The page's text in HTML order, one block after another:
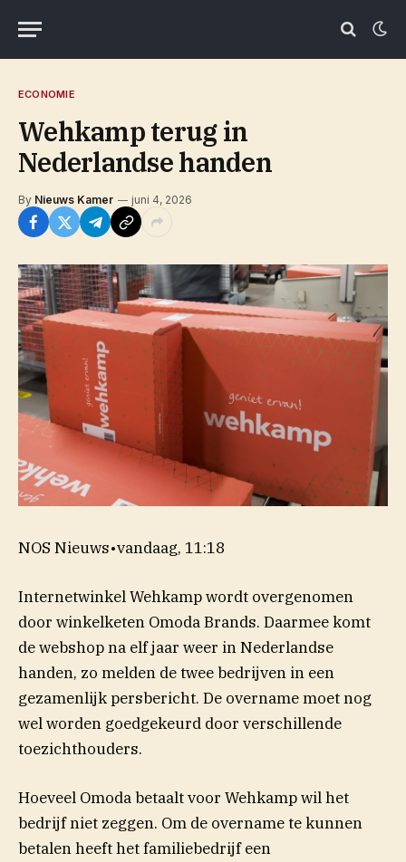
ECONOMIE
Wehkamp terug in
Nederlandse handen
By Nieuws Kamer juni 4, 2026
NOS Nieuws•vandaag, 11:18
Internetwinkel Wehkamp wordt overgenomen
door winkelketen Omoda Brands. Daarmee komt
de webshop na elf jaar weer in Nederlandse
handen, zo melden de twee bedrijven in een
gezamenlijk persbericht. De overname moet nog
wel worden goedgekeurd door verschillende
toezichthouders.
Hoeveel Omoda betaalt voor Wehkamp wil het
bedrijf niet zeggen. Om de overname te kunnen
betalen heeft het familiebedrijf een